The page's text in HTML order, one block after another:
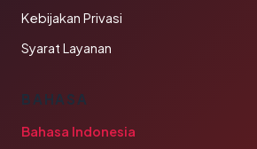
Kebijakan Privasi
Syarat Layanan
BAHASA
Bahasa Indonesia